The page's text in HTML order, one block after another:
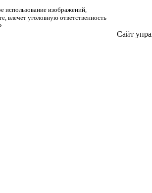
использование изображений,
влечет уголовную ответственность
Сайт